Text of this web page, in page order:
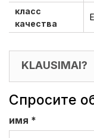
класс
качества
KLAUSIMAI?
Спросите
имя *